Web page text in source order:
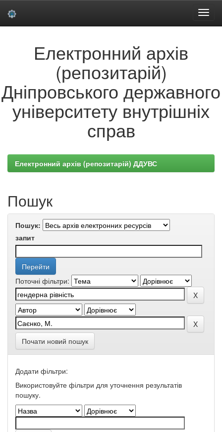
Електронний архів
(репозитарій)
Дніпровського державного
університету внутрішніх
справ
Електронний архів (репозитарій) ДДУВС
Пошук
Пошук:
запит
Поточні фільтри:
Почати новий пошук
Додати фільтри:
Використовуйте фільтри для уточнення результатів
пошуку.